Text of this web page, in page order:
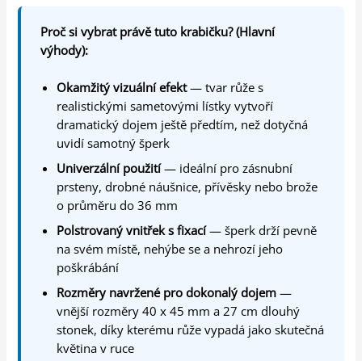
Proč si vybrat právě tuto krabičku? (Hlavní
výhody):
Okamžitý vizuální efekt— tvar růže s
realistickými sametovými lístky vytvoří
dramatický dojem ještě předtím, než dotyčná
uvidí samotný šperk
Univerzální použití— ideální pro zásnubní
prsteny, drobné náušnice, přívěsky nebo brože
o průměru do 36 mm
Polstrovaný vnitřek s fixací— šperk drží pevně
na svém místě, nehýbe se a nehrozí jeho
poškrábání
Rozměry navržené pro dokonalý dojem —
vnější rozměry 40 x 45 mm a 27 cm dlouhý
stonek, díky kterému růže vypadá jako skutečná
květina v ruce